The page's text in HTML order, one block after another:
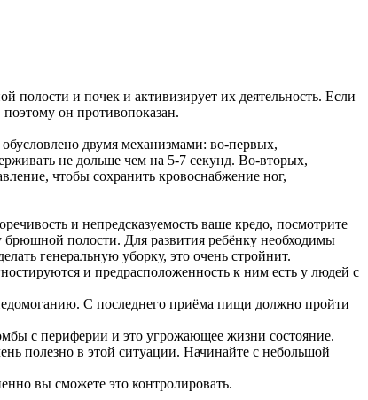
полости и почек и активизирует их деятельность. Если
поэтому он противопоказан.
двумя механизмами: во-первых,
не дольше чем на 5-7 секунд. Во-вторых,
чтобы сохранить кровоснабжение ног,
и непредсказуемость ваше кредо, посмотрите
полости. Для развития ребёнку необходимы
генеральную уборку, это очень стройнит.
и предрасположенность к ним есть у людей с
С последнего приёма пищи должно пройти
с периферии и это угрожающее жизни состояние.
полезно в этой ситуации. Начинайте с небольшой
вы сможете это контролировать.